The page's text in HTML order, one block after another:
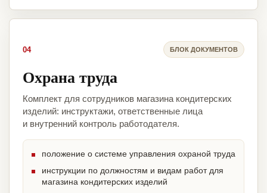
04 БЛОК ДОКУМЕНТОВ
Охрана труда
Комплект для сотрудников магазина кондитерских
изделий: инструктажи, ответственные лица
и внутренний контроль работодателя.
положение о системе управления охраной труда
инструкции по должностям и видам работ для
магазина кондитерских изделий